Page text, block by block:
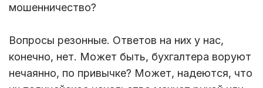
мошенничество?
Вопросы резонные. Ответов на них у нас,
конечно, нет. Может быть, бухгалтера воруют
нечаянно, по привычке? Может, надеются, что